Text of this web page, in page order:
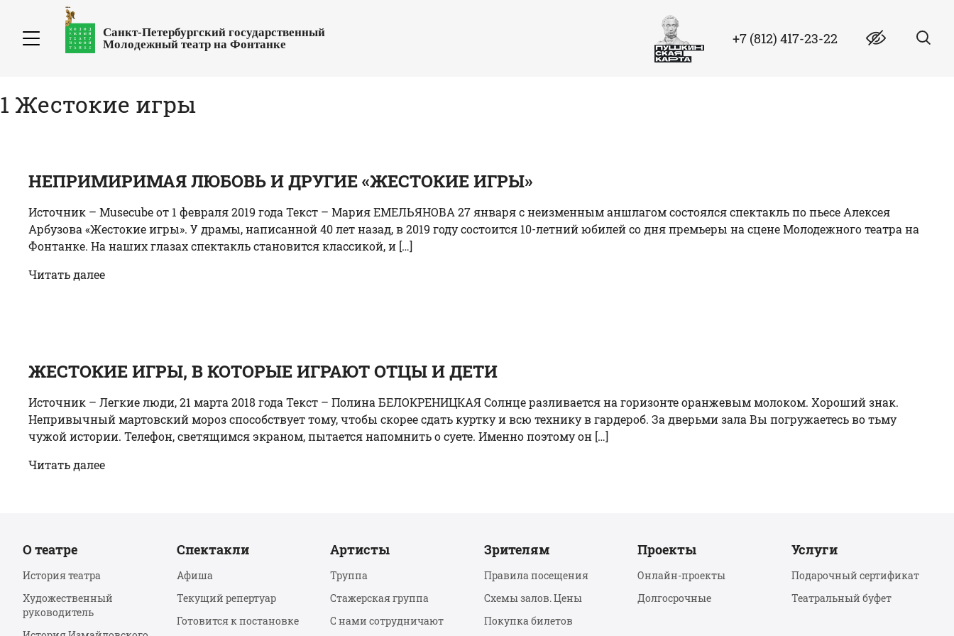
Санкт-Петербургский государственный
Молодежный театр на Фонтанке
+7 (812) 417-23-22
1 Жестокие игры
НЕПРИМИРИМАЯ ЛЮБОВЬ И ДРУГИЕ «ЖЕСТОКИЕ ИГРЫ»
Источник – Musecube от 1 февраля 2019 года Текст – Мария ЕМЕЛЬЯНОВА 27 января с неизменным аншлагом состоялся спектакль по пьесе Алексея
Арбузова «Жестокие игры». У драмы, написанной 40 лет назад, в 2019 году состоится 10-летний юбилей со дня премьеры на сцене Молодежного театра на
Фонтанке. На наших глазах спектакль становится классикой, и […]
Читать далее
ЖЕСТОКИЕ ИГРЫ, В КОТОРЫЕ ИГРАЮТ ОТЦЫ И ДЕТИ
Источник – Легкие люди, 21 марта 2018 года Текст – Полина БЕЛОКРЕНИЦКАЯ Солнце разливается на горизонте оранжевым молоком. Хороший знак.
Непривычный мартовский мороз способствует тому, чтобы скорее сдать куртку и всю технику в гардероб. За дверьми зала Вы погружаетесь во тьму
чужой истории. Телефон, светящимся экраном, пытается напомнить о суете. Именно поэтому он […]
Читать далее
О театре
История театра
Художественный
руководитель
Спектакли
Афиша
Текущий репертуар
Готовится к постановке
Артисты
Труппа
Стажерская группа
С нами сотрудничают
Зрителям
Правила посещения
Схемы залов. Цены
Покупка билетов
Проекты
Онлайн-проекты
Долгосрочные
Услуги
Подарочный сертификат
Театральный буфет